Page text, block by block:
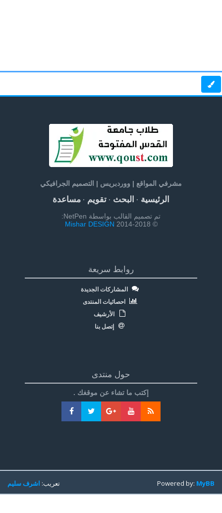
مشرفي المواقع | ووردبريس | التصميم الجرافيكي
الرئيسية· البحث· تقويم· مساعدة
تم تصميم القالب بواسطة NetPen:
© 2014-2018
Mishar DESIGN
روابط سريعة
المشاركات الجديدة
احصائيات المنتدى
الأرشيف
إتصل بنا
حول منتدى
إكتب ما تشاء عن موقغك .
تعريب:اشرف سليم Powered by:MyBB